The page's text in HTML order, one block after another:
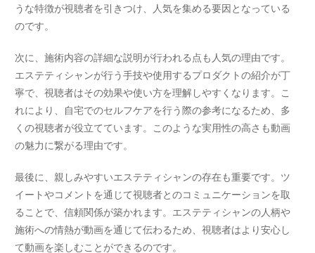
うな特徴が視聴者を引きつけ、人気を集める要因となっている
のです。
次に、施術内容の詳細な説明が行われる点も人気の理由です。
エステティシャンが行う手技や使用するプロダクトの紹介が丁
寧で、視聴者はその効果や使い方を理解しやすくなります。こ
れにより、自宅でのセルフケアを行う際の参考になるため、多
くの視聴者が役立てています。このような実用性の高さも動画
の魅力に繋がる理由です。
最後に、親しみやすいエステティシャンの存在も重要です。ツ
イートやコメントを通じて視聴者とのコミュニケーションを取
ることで、信頼関係が築かれます。エステティシャンの人柄や
施術への情熱が動画を通じて伝わるため、視聴者はより安心し
て動画を楽しむことができるのです。